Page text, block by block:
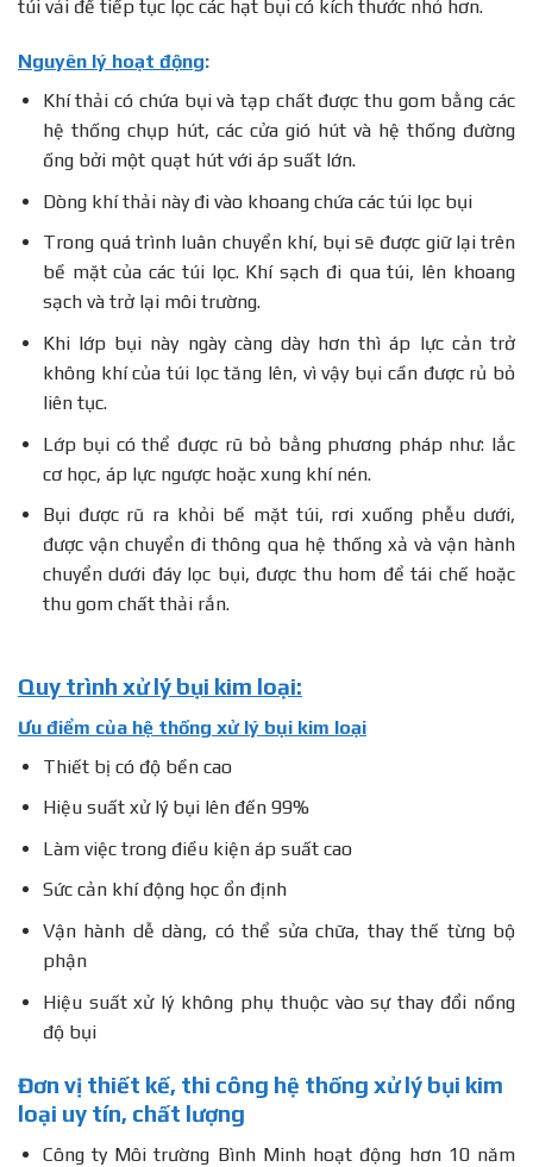
túi vải để tiếp tục lọc các hạt bụi có kích thước nhỏ hơn.
Nguyên lý hoạt động:
Khí thải có chứa bụi và tạp chất được thu gom bằng các
hệ thống chụp hút, các cửa gió hút và hệ thống đường
ống bởi một quạt hút với áp suất lớn.
Dòng khí thải này đi vào khoang chứa các túi lọc bụi
Trong quá trình luân chuyển khí, bụi sẽ được giữ lại trên
bề mặt của các túi lọc. Khí sạch đi qua túi, lên khoang
sạch và trở lại môi trường.
Khi lớp bụi này ngày càng dày hơn thì áp lực cản trở
không khí của túi lọc tăng lên, vì vậy bụi cần được rủ bỏ
liên tục.
Lớp bụi có thể được rũ bỏ bằng phương pháp như: lắc
cơ học, áp lực ngược hoặc xung khí nén.
Bụi được rũ ra khỏi bề mặt túi, rơi xuống phễu dưới,
được vận chuyển đi thông qua hệ thống xả và vận hành
chuyển dưới đáy lọc bụi, được thu hom để tái chế hoặc
thu gom chất thải rắn.
Quy trình xử lý bụi kim loại:
Ưu điểm của hệ thống xử lý bụi kim loại
Thiết bị có độ bền cao
Hiệu suất xử lý bụi lên đến 99%
Làm việc trong điều kiện áp suất cao
Sức cản khí động học ổn định
Vận hành dễ dàng, có thể sửa chữa, thay thế từng bộ
phận
Hiệu suất xử lý không phụ thuộc vào sự thay đổi nồng
độ bụi
Đơn vị thiết kế, thi công hệ thống xử lý bụi kim
loại uy tín, chất lượng
Công ty Môi trường Bình Minh hoạt động hơn 10 năm